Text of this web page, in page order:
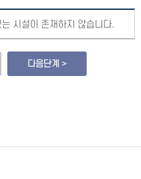
시설이 존재하지 않습니다.
다음단계 >